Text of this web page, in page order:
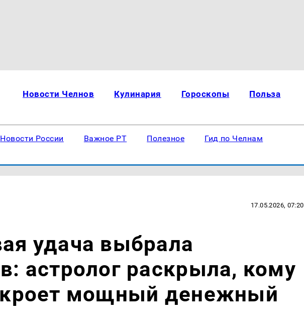
Новости Челнов Кулинария Гороскопы Польза
Новости России Важное РТ Полезное Гид по Челнам
17.05.2026, 07:20
удача выбрала
астролог раскрыла, кому
мощный денежный